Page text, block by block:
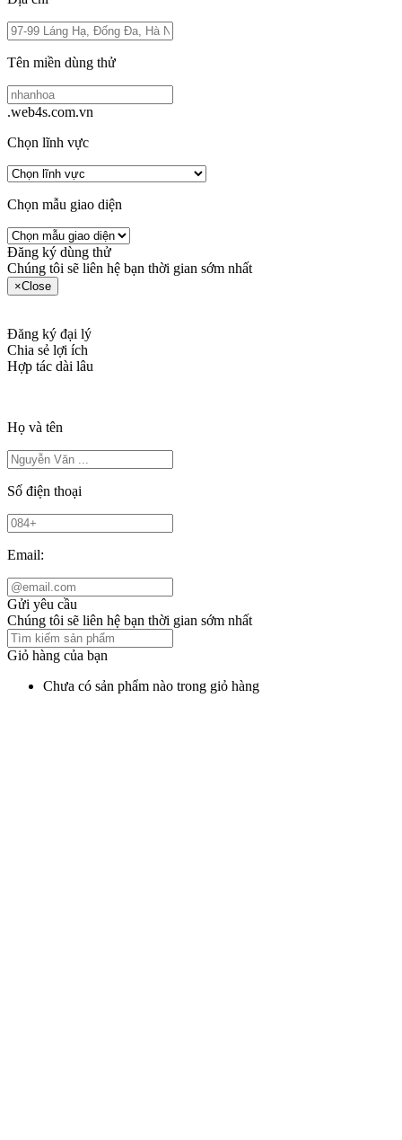
Tên miền dùng thử
.web4s.com.vn
Chọn lĩnh vực
Chọn mẫu giao diện
Đăng ký dùng thử
Chúng tôi sẽ liên hệ bạn thời gian sớm nhất
×Close
Đăng ký đại lý
Chia sẻ lợi ích
Hợp tác dài lâu
Họ và tên
Số điện thoại
Email:
Gửi yêu cầu
Chúng tôi sẽ liên hệ bạn thời gian sớm nhất
Giỏ hàng của bạn
Chưa có sản phẩm nào trong giỏ hàng